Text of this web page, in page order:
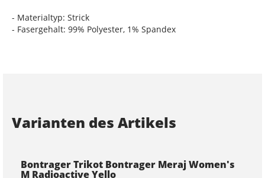
- Materialtyp: Strick
- Fasergehalt: 99% Polyester, 1% Spandex
Varianten des Artikels
Bontrager Trikot Bontrager Meraj Women's
M Radioactive Yello